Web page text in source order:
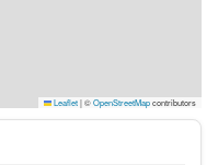
Leaflet|©OpenStreetMapcontributors